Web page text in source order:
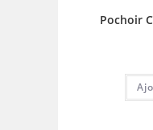
Pochoir